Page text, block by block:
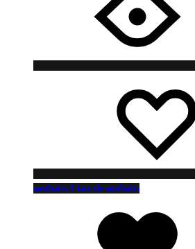
souhaits Liste de souhaits